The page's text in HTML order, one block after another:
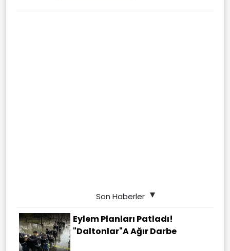
Son Haberler
Eylem Planları Patladı!
"Daltonlar"a Ağır Darbe